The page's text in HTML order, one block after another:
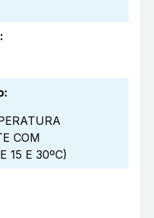
:
:
COM
15 E 30ºC)